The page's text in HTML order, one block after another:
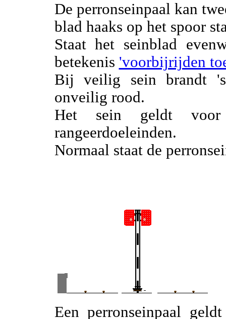
De perronseinpaal kan
blad haaks op het spoor
Staat het seinblad
betekenis 'voorbijrijden
Bij veilig sein brandt
onveilig rood.
Het sein geldt voor
rangeerdoeleinden.
Normaal staat de
Een perronseinpaal